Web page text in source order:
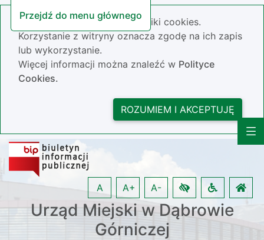
Przejdź do menu głównego
Nasza strona wykorzystuje pliki cookies.
Korzystanie z witryny oznacza zgodę na ich zapis
lub wykorzystanie.
Więcej informacji można znaleźć w Polityce
Cookies.
ROZUMIEM I AKCEPTUJĘ
Urząd Miejski w Dąbrowie
Górniczej
A A+ A-